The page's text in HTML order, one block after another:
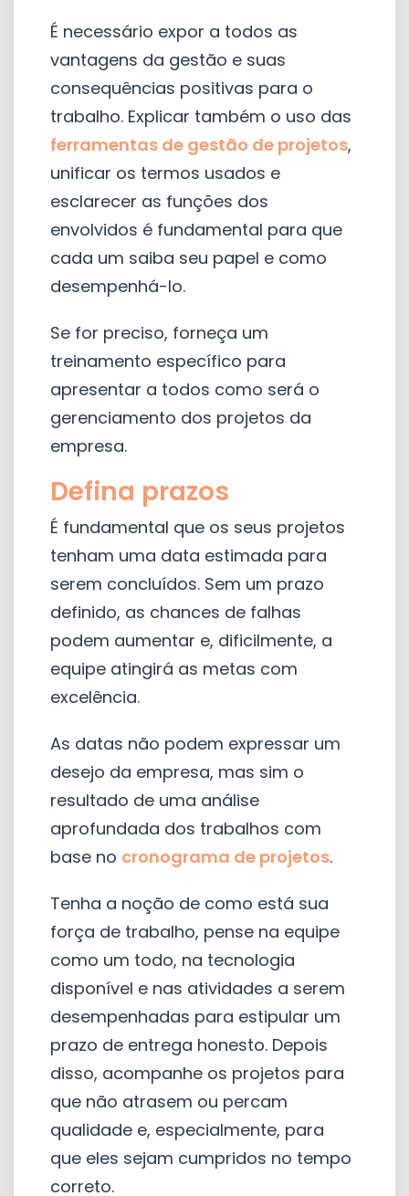
É necessário expor a todos as
vantagens da gestão e suas
consequências positivas para o
trabalho. Explicar também o uso das
ferramentas de gestão de projetos,
unificar os termos usados e
esclarecer as funções dos
envolvidos é fundamental para que
cada um saiba seu papel e como
desempenhá-lo.
Se for preciso, forneça um
treinamento específico para
apresentar a todos como será o
gerenciamento dos projetos da
empresa.
Defina prazos
É fundamental que os seus projetos
tenham uma data estimada para
serem concluídos. Sem um prazo
definido, as chances de falhas
podem aumentar e, dificilmente, a
equipe atingirá as metas com
excelência.
As datas não podem expressar um
desejo da empresa, mas sim o
resultado de uma análise
aprofundada dos trabalhos com
base no cronograma de projetos.
Tenha a noção de como está sua
força de trabalho, pense na equipe
como um todo, na tecnologia
disponível e nas atividades a serem
desempenhadas para estipular um
prazo de entrega honesto. Depois
disso, acompanhe os projetos para
que não atrasem ou percam
qualidade e, especialmente, para
que eles sejam cumpridos no tempo
correto.